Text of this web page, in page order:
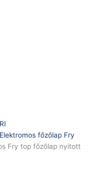
Elektromos főzőlap Fry
Fry top főzőlap nyitott